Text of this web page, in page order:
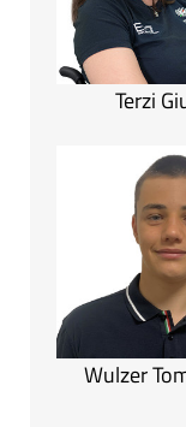
Terzi
Wulzer